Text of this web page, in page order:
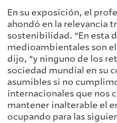
En su exposición, el
ahondó en la relevancia
sostenibilidad. “En esta
medioambientales son
dijo, “y ninguno de los
sociedad mundial en su
asumibles si no
internacionales que nos
mantener inalterable el
ocupando para las